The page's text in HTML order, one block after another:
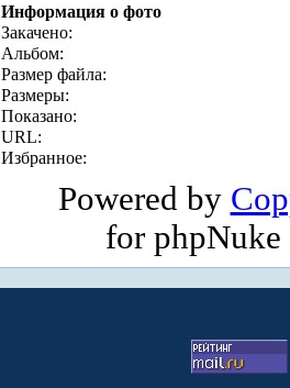
Информация о фото
Закачено:
Альбом:
Размер файла:
Размеры:
Показано:
URL:
Избранное:
Powered by
for